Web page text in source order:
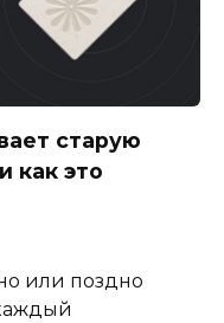
старую
как это
или поздно